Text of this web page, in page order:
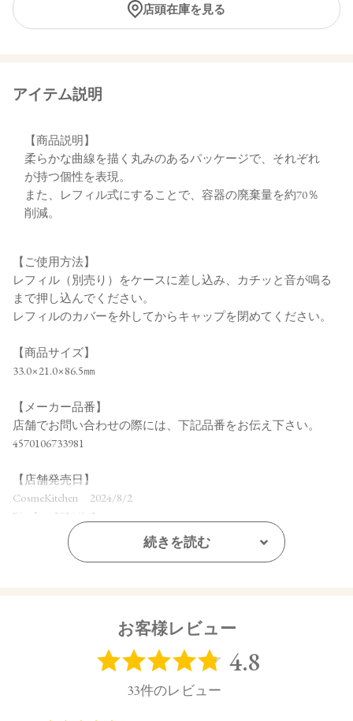
店頭在庫を見る
アイテム説明
【商品説明】
柔らかな曲線を描く丸みのあるパッケージで、それぞれ
が持つ個性を表現。
また、レフィル式にすることで、容器の廃棄量を約70％
削減。
【ご使用方法】
レフィル（別売り）をケースに差し込み、カチッと音が鳴る
まで押し込んでください。
レフィルのカバーを外してからキャップを閉めてください。
【商品サイズ】
33.0×21.0×86.5㎜
【メーカー品番】
店舗でお問い合わせの際には、下記品番をお伝え下さい。
4570106733981
【店舗発売日】
CosmeKitchen 2024/8/2
Biople 2024/8/2
Make↗Kitchen 2024/8/2
※店舗での取り扱いや詳しい在庫状況につきましては、各店
商品によっては、お届けまで１～２週間かかる場合がござい
続きを読む
お客様レビュー